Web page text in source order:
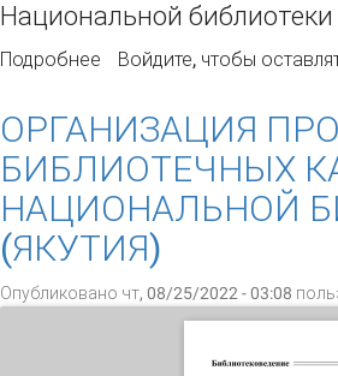
Национальной
Подробнее о Организация
Войдите, чтобы
ОРГАНИЗАЦИЯ
БИБЛИОТЕЧНЫХ
НАЦИОНАЛЬНОЙ
(ЯКУТИЯ)
Опубликовано чт, 08/25/2022 - 03:08